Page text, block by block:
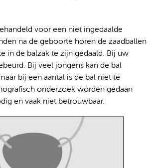
voor een niet ingedaalde
na de geboorte horen de zaadballen
in de balzak te zijn gedaald. Bij uw
Bij veel jongens kan de bal
bij een aantal is de bal niet te
onderzoek worden gedaan
en vaak niet betrouwbaar.